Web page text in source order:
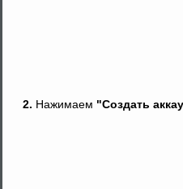
2. Нажимаем "Создать